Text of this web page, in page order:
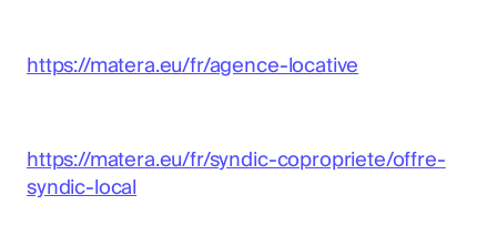
https://matera.eu/fr/agence-locative
https://matera.eu/fr/syndic-copropriete/offre-
syndic-local